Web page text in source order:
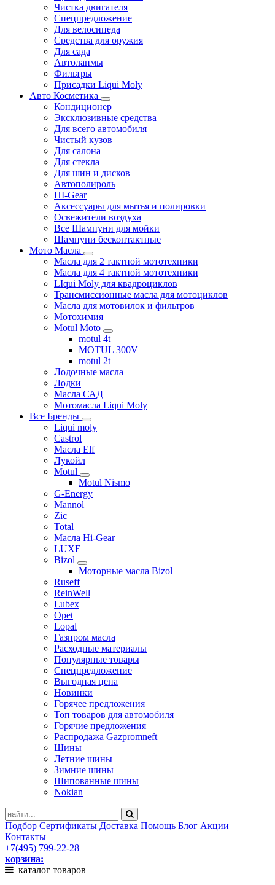
Чистка двигателя
Спецпредложение
Для велосипеда
Средства для оружия
Для сада
Автолапмы
Фильтры
Присадки Liqui Moly
Авто Косметика
Кондиционер
Эксклюзивные средства
Для всего автомобиля
Чистый кузов
Для салона
Для стекла
Для шин и дисков
Автополироль
HI-Gear
Аксессуары для мытья и полировки
Освежители воздуха
Все Шампуни для мойки
Шампуни бесконтактные
Мото Масла
Масла для 2 тактной мототехники
Масла для 4 тактной мототехники
LIqui Moly для квадроциклов
Трансмиссионные масла для мотоциклов
Масла для мотовилок и фильтров
Мотохимия
Motul Moto
motul 4t
MOTUL 300V
motul 2t
Лодочные масла
Лодки
Масла САД
Мотомасла Liqui Moly
Все Бренды
Liqui moly
Castrol
Масла Elf
Лукойл
Motul
Motul Nismo
G-Energy
Mannol
Zic
Total
Масла Hi-Gear
LUXE
Bizol
Моторные масла Bizol
Ruseff
ReinWell
Lubex
Opet
Lopal
Газпром масла
Расходные материалы
Популярные товары
Спецпредложение
Выгодная цена
Новинки
Горячее предложения
Топ товаров для автомобиля
Горячие предложения
Распродажа Gazpromneft
Шины
Летние шины
Зимние шины
Шипованные шины
Nokian
Подбор Сертификаты Доставка Помощь Блог Акции
Контакты
+7(495) 799-22-28
корзина:
каталог товаров